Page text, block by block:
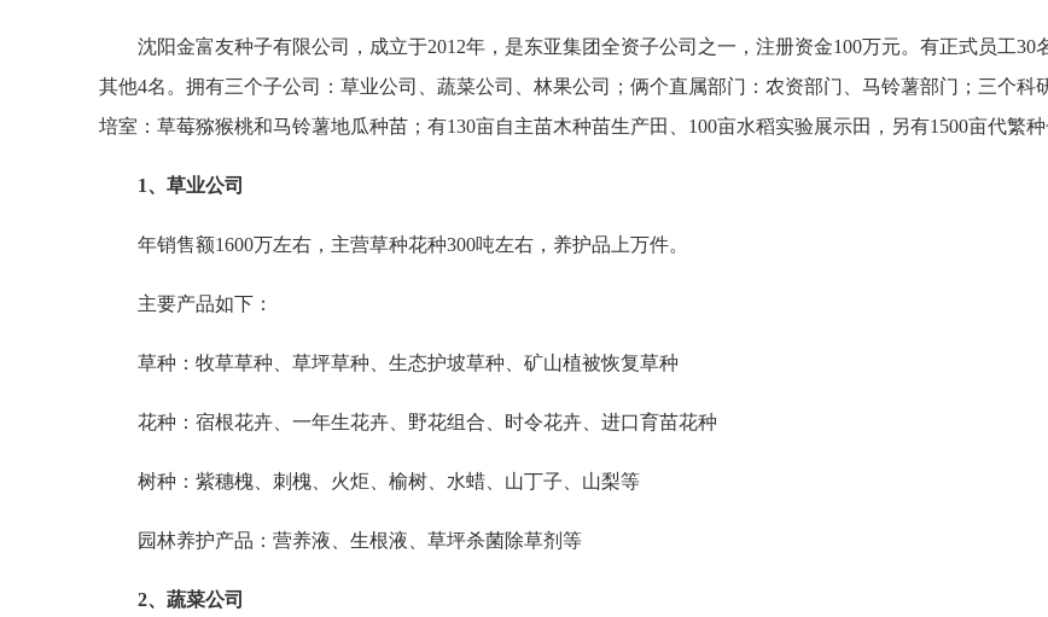
沈阳金富友种子有限公司，成立于2012年，是东亚集团全资子公司之一，注册资金100万元。有正式员工30
其他4名。拥有三个子公司：草业公司、蔬菜公司、林果公司；俩个直属部门：农资部门、马铃薯部门；三个
培室：草莓猕猴桃和马铃薯地瓜种苗；有130亩自主苗木种苗生产田、100亩水稻实验展示田，另有1500亩代繁种
1、草业公司
年销售额1600万左右，主营草种花种300吨左右，养护品上万件。
主要产品如下：
草种：牧草草种、草坪草种、生态护坡草种、矿山植被恢复草种
花种：宿根花卉、一年生花卉、野花组合、时令花卉、进口育苗花种
树种：紫穗槐、刺槐、火炬、榆树、水蜡、山丁子、山梨等
园林养护产品：营养液、生根液、草坪杀菌除草剂等
2、蔬菜公司